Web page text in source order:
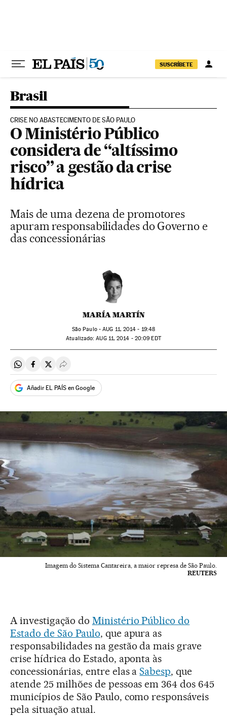
SUSCRÍBETE
Brasil
CRISE NO ABASTECIMENTO DE SÃO PAULO
O Ministério Público
considera de “altíssimo
risco” a gestão da crise
hídrica
Mais de uma dezena de promotores
apuram responsabilidades do Governo e
das concessionárias
MARÍA MARTÍN
São Paulo -AUG 11, 2014 - 19:48
atualizado: AUG11, 2014 - 20:09 EDT
Compartir en Whatsapp
Compartir en Facebook
Compartir en Twitter
Desplegar Redes Sociales
Añadir EL PAÍS en Google
Imagem do Sistema Cantareira, a maior represa de São Paulo.
REUTERS
A investigação do Ministério Público do
Estado de São Paulo, que apura as
responsabilidades na gestão da mais grave
crise hídrica do Estado, aponta às
concessionárias, entre elas aSabesp, que
atende 25 milhões de pessoas em 364 dos 645
municípios de São Paulo, como responsáveis
pela situação atual.